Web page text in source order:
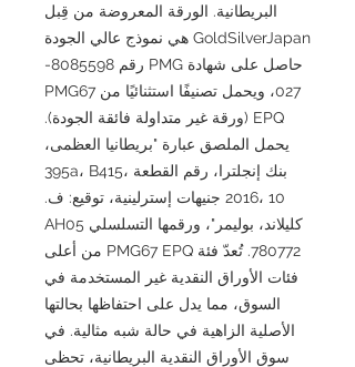
البريطانية. الورقة المعروضة من قِبل
GoldSilverJapan هي نموذج عالي الجودة
حاصل على شهادة PMG رقم 8085598-
027، ويحمل تصنيفًا استثنائيًا من PMG67
EPQ (ورقة غير متداولة فائقة الجودة).
يحمل الملصق عبارة "بريطانيا العظمى،
بنك إنجلترا، رقم القطعة 395a، B415،
2016، 10 جنيهات إسترلينية، توقيع: ف.
كليلاند، بوليمر"، ورقمها التسلسلي AH05
780772. تُعدّ فئة PMG67 EPQ من أعلى
فئات الأوراق النقدية غير المستخدمة في
السوق، مما يدل على احتفاظها بحالتها
الأصلية الزاهية في حالة شبه مثالية. في
سوق الأوراق النقدية البريطانية، تحظى